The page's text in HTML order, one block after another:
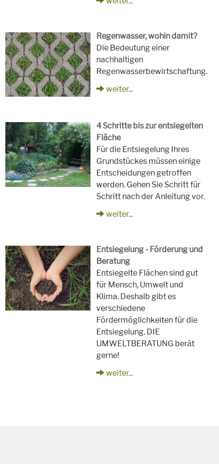
Regenwasser, wohin damit?
Die Bedeutung einer
nachhaltigen
Regenwasserbewirtschaftung.
weiter...
4 Schritte bis zur entsiegelten
Fläche
Für die Entsiegelung Ihres
Grundstückes müssen einige
Entscheidungen getroffen
werden. Gehen Sie Schritt für
Schritt nach der Anleitung vor.
weiter...
Entsiegelung - Förderung und
Beratung
Entsiegelte Flächen sind gut
für Mensch, Umwelt und
Klima. Deshalb gibt es
verschiedene
Fördermöglichkeiten für die
Entsiegelung. DIE
UMWELTBERATUNG berät
gerne!
weiter...